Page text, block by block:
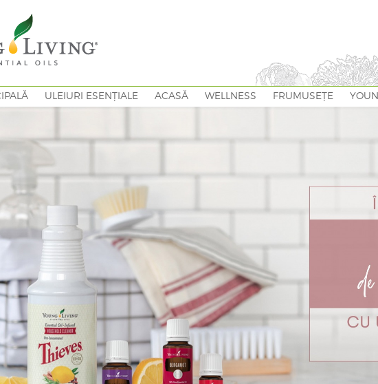
ULEIURI ESENȚIALE ACASĂ WELLNESS FRUMUSEȚE